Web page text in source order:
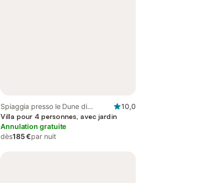
Spiaggia presso le Dune di
Campomarino, Maruggio
10,0
Villa pour 4 personnes, avec jardin
Annulation gratuite
dès185 €par nuit